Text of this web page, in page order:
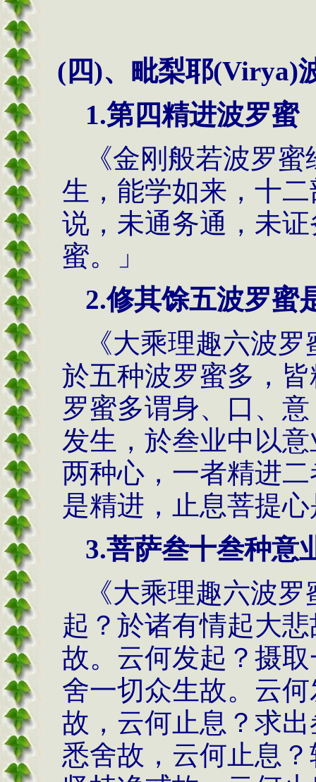
(四)、毗梨耶(Virya)
1.第四精进波罗蜜
《金刚般若波罗
生，能学如来，十
说，未通务通，未
蜜。」
2.修其馀五波罗蜜
《大乘理趣六波
於五种波罗蜜多，
罗蜜多谓身、口、
发生，於叁业中以
两种心，一者精进
是精进，止息菩提
3.菩萨叁十叁种意
《大乘理趣六波
起？於诸有情起大
故。云何发起？摄
舍一切众生故。云
故，云何止息？求
悉舍故，云何止息